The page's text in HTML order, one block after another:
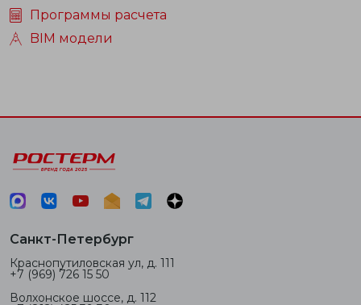
Программы расчета
BIM модели
Санкт-Петербург
Краснопутиловская ул, д. 111
+7 (969) 726 15 50
Волхонское шоссе, д. 112